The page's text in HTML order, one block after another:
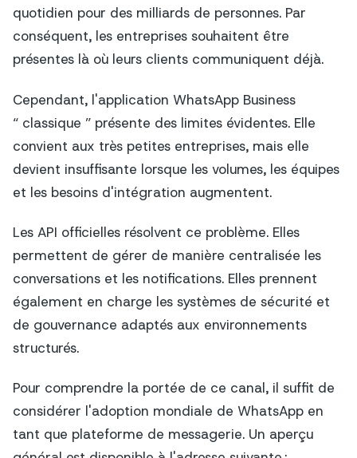
quotidien pour des milliards de personnes. Par
conséquent, les entreprises souhaitent être
présentes là où leurs clients communiquent déjà.
Cependant, l'application WhatsApp Business
“ classique ” présente des limites évidentes. Elle
convient aux très petites entreprises, mais elle
devient insuffisante lorsque les volumes, les équipes
et les besoins d'intégration augmentent.
Les API officielles résolvent ce problème. Elles
permettent de gérer de manière centralisée les
conversations et les notifications. Elles prennent
également en charge les systèmes de sécurité et
de gouvernance adaptés aux environnements
structurés.
Pour comprendre la portée de ce canal, il suffit de
considérer l'adoption mondiale de WhatsApp en
tant que plateforme de messagerie. Un aperçu